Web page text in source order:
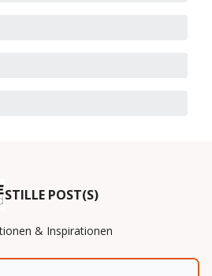
STILLE POST(S)
& Inspirationen